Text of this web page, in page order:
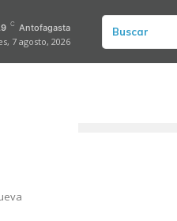
C Antofagasta
7 agosto, 2026
Buscar